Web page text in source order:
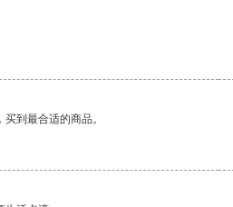
到最合适的商品。